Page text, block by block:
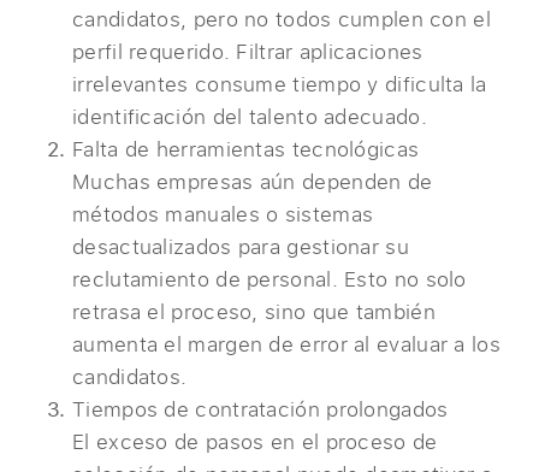
candidatos, pero no todos cumplen con el
perfil requerido. Filtrar aplicaciones
irrelevantes consume tiempo y dificulta la
identificación del talento adecuado.
Falta de herramientas tecnológicas
Muchas empresas aún dependen de
métodos manuales o sistemas
desactualizados para gestionar su
reclutamiento de personal. Esto no solo
retrasa el proceso, sino que también
aumenta el margen de error al evaluar a los
candidatos.
Tiempos de contratación prolongados
El exceso de pasos en el proceso de